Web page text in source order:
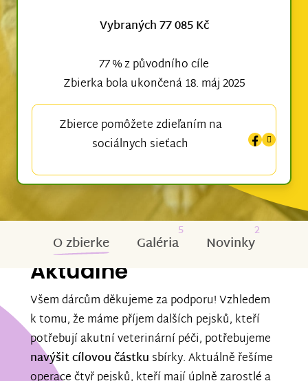
Vybraných 77 085 Kč
77 % z původního cíle
Zbierka bola ukončená 18. máj 2025
Zbierce pomôžete zdieľaním na
sociálnych sieťach
O zbierke Galéria
5
Novinky
2
Aktuálně
Všem dárcům děkujeme za podporu! Vzhledem
k tomu, že máme příjem dalších pejsků, kteří
potřebují akutní veterinární péči, potřebujeme
navýšit cílovou částku sbírky. Aktuálně řešíme